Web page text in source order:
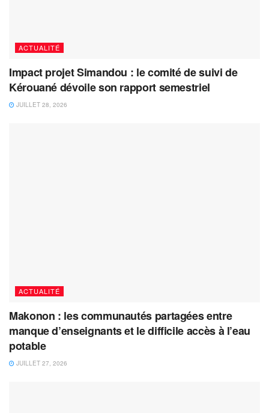
ACTUALITÉ
Impact projet Simandou : le comité de suivi de
Kérouané dévoile son rapport semestriel
JUILLET 28, 2026
ACTUALITÉ
Makonon : les communautés partagées entre
manque d’enseignants et le difficile accès à l’eau
potable
JUILLET 27, 2026